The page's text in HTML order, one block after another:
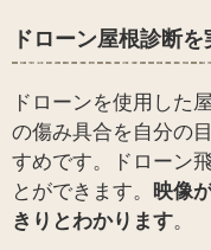
ドローン屋根診断を
ドローンを使用した
の傷み具合を自分の
すめです。ドローン
とができます。 映像
きりとわかります。